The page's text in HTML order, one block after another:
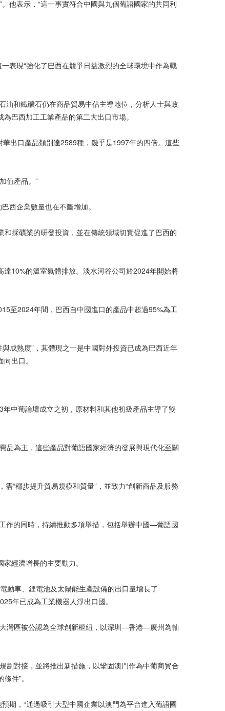
他表示，“這一事實符合中國與九個葡語國家的共同利
表現“強化了巴西在競爭日益激烈的全球環境中作為戰
油和鐵礦石仍在商品貿易中佔主導地位，分析人士與政
巴西加工工業產品的第二大出口市場。
出口產品類別達2589種，幾乎是1997年的四倍。這些
值產品。”
西企業數量也在不斷增加。
採礦業的研發投資，並在傳統領域切實促進了巴西的
10%的溫室氣體排放。淡水河谷公司於2024年開始將
至2024年間，巴西自中國進口的產品中超過95%為工
成熟度”，其體現之一是中國對外投資已成為巴西近年
出口。
中葡論壇成立之初，原材料和其他初級產品主導了雙
品為主，這些產品對葡語國家經濟的發展與現代化至關
“穩步提升貿易規模和質量”，並致力“創新商品及服務
作的同時，持續推動多項舉措，包括舉辦中國—葡語國
經濟增長的主要動力。
動車、鋰電池及太陽能生產設備的出口量增長了
年已成為工業機器人淨出口國。
灣區被公認為全球創新樞紐，以深圳—香港—廣州為軸
劃對接，並將推出新措施，以鞏固澳門作為中葡商貿合
件”。
期，“通過吸引大型中國企業以澳門為平台進入葡語國